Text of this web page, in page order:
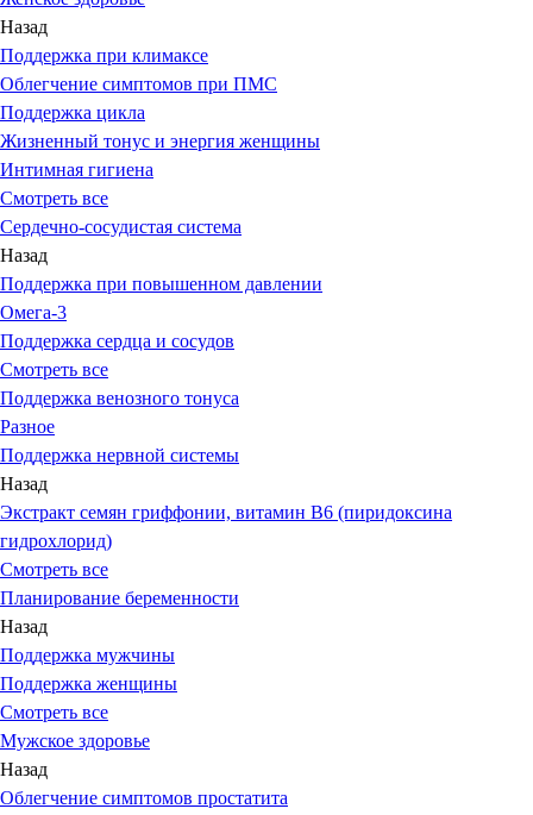
Назад
Поддержка при климаксе
Облегчение симптомов при ПМС
Поддержка цикла
Жизненный тонус и энергия женщины
Интимная гигиена
Смотреть все
Сердечно-сосудистая система
Назад
Поддержка при повышенном давлении
Омега-3
Поддержка сердца и сосудов
Смотреть все
Поддержка венозного тонуса
Разное
Поддержка нервной системы
Назад
Экстракт семян гриффонии, витамин В6 (пиридоксина
гидрохлорид)
Смотреть все
Планирование беременности
Назад
Поддержка мужчины
Поддержка женщины
Смотреть все
Мужское здоровье
Назад
Облегчение симптомов простатита